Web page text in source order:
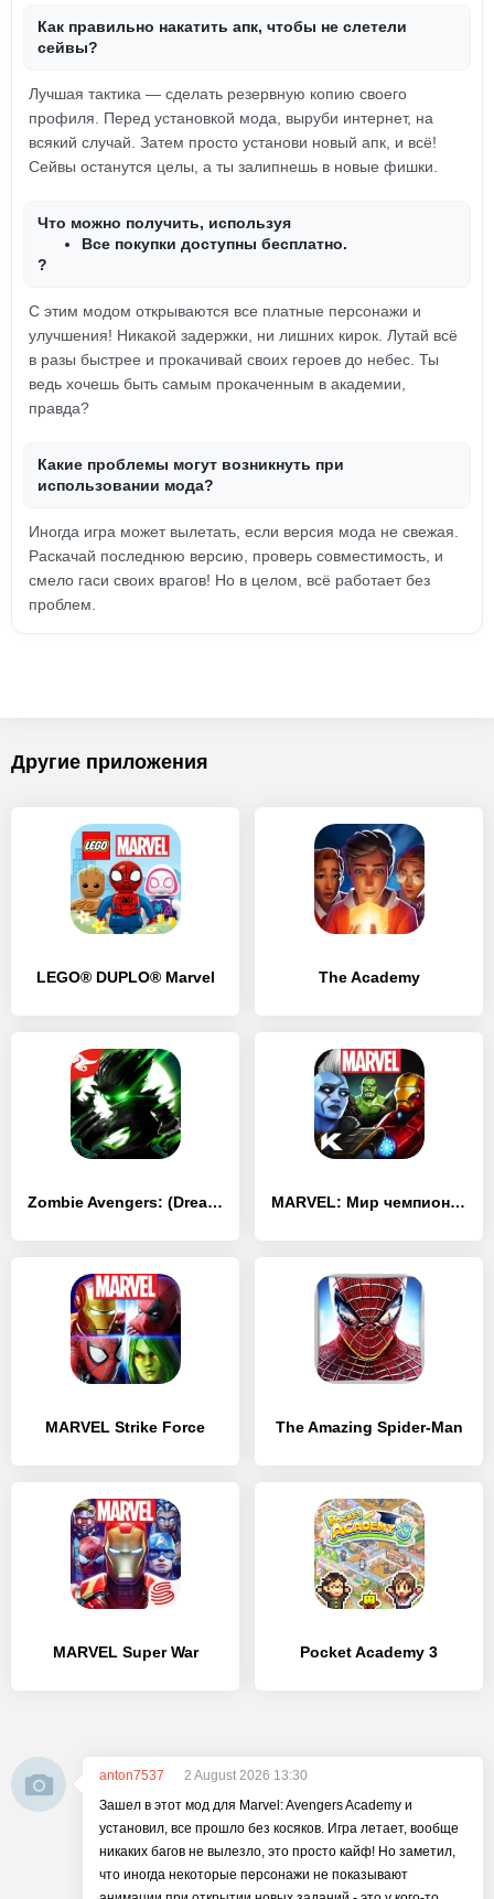
Как правильно накатить апк, чтобы не слетели
сейвы?
Лучшая тактика — сделать резервную копию своего
профиля. Перед установкой мода, выруби интернет, на
всякий случай. Затем просто установи новый апк, и всё!
Сейвы останутся целы, а ты залипнешь в новые фишки.
Что можно получить, используя
Все покупки доступны бесплатно.
?
С этим модом открываются все платные персонажи и
улучшения! Никакой задержки, ни лишних кирок. Лутай всё
в разы быстрее и прокачивай своих героев до небес. Ты
ведь хочешь быть самым прокаченным в академии,
правда?
Какие проблемы могут возникнуть при
использовании мода?
Иногда игра может вылетать, если версия мода не свежая.
Раскачай последнюю версию, проверь совместимость, и
смело гаси своих врагов! Но в целом, всё работает без
проблем.
Другие приложения
LEGO® DUPLO® Marvel The Academy
Zombie Avengers: (Dreamsky) Stickman War Z-зомби MARVEL: Мир чемпионов
MARVEL Strike Force The Amazing Spider-Man
MARVEL Super War Pocket Academy 3
anton7537
2 August 2026 13:30
Зашел в этот мод для Marvel: Avengers Academy и
установил, все прошло без косяков. Игра летает, вообще
никаких багов не вылезло, это просто кайф! Но заметил,
что иногда некоторые персонажи не показывают